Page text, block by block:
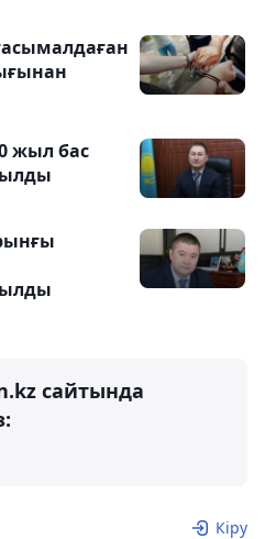
жыл бас
сайтында
Кіру